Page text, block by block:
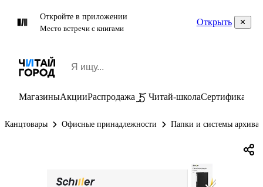
Откройте в приложении
Место встречи с книгами
Открыть
МагазиныАкцииРаспродажа Читай-школаСертификаты
Канцтовары Офисные принадлежности Папки и системы